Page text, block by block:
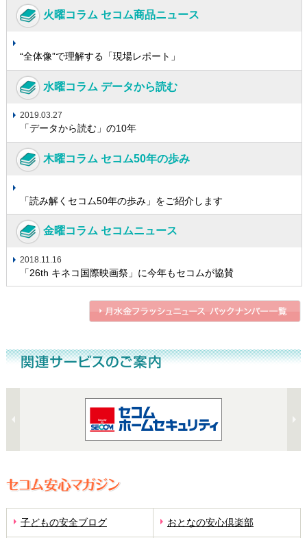
火曜コラム セコム商品ニュース
“全体像”で理解する「現場レポート」
水曜コラム データから読む
2019.03.27
「データから読む」の10年
木曜コラム セコム50年の歩み
「読み解くセコム50年の歩み」をご紹介します
金曜コラム セコムニュース
2018.11.16
「26th キネコ国際映画祭」に今年もセコムが協賛
子どもの安全ブログ おとなの安心倶楽部